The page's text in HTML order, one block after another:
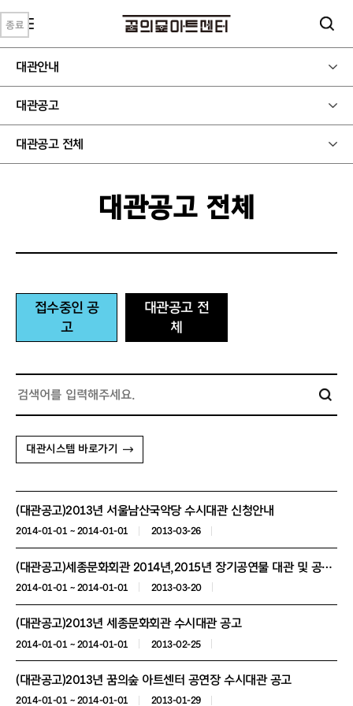
대관안내
대관공고
대관공고 전체
대관공고 전체
접수중인 공
고
대관공고 전
체
대관시스템 바로가기
(대관공고)2013년 서울남산국악당 수시대관 신청안내
2014-01-01 ~ 2014-01-01 2013-03-26
종료
(대관공고)세종문화회관 2014년,2015년 장기공연물 대관 및 공동주최 작품 공모
2014-01-01 ~ 2014-01-01 2013-03-20
종료
(대관공고)2013년 세종문화회관 수시대관 공고
2014-01-01 ~ 2014-01-01 2013-02-25
종료
(대관공고)2013년 꿈의숲 아트센터 공연장 수시대관 공고
2014-01-01 ~ 2014-01-01 2013-01-29
종료
종료
종료
종료
종료
종료
종료